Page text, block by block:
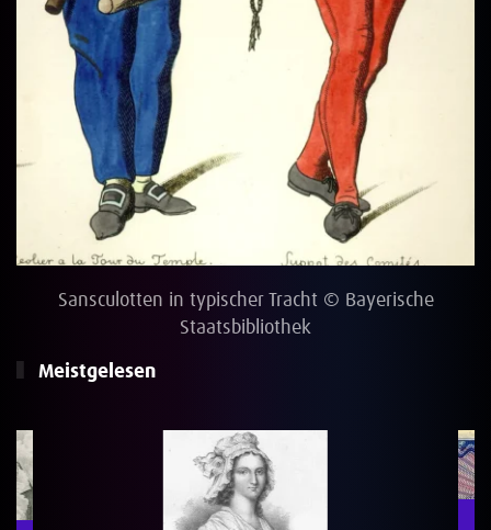
Sansculotten in typischer Tracht © Bayerische
Staatsbibliothek
Meistgelesen